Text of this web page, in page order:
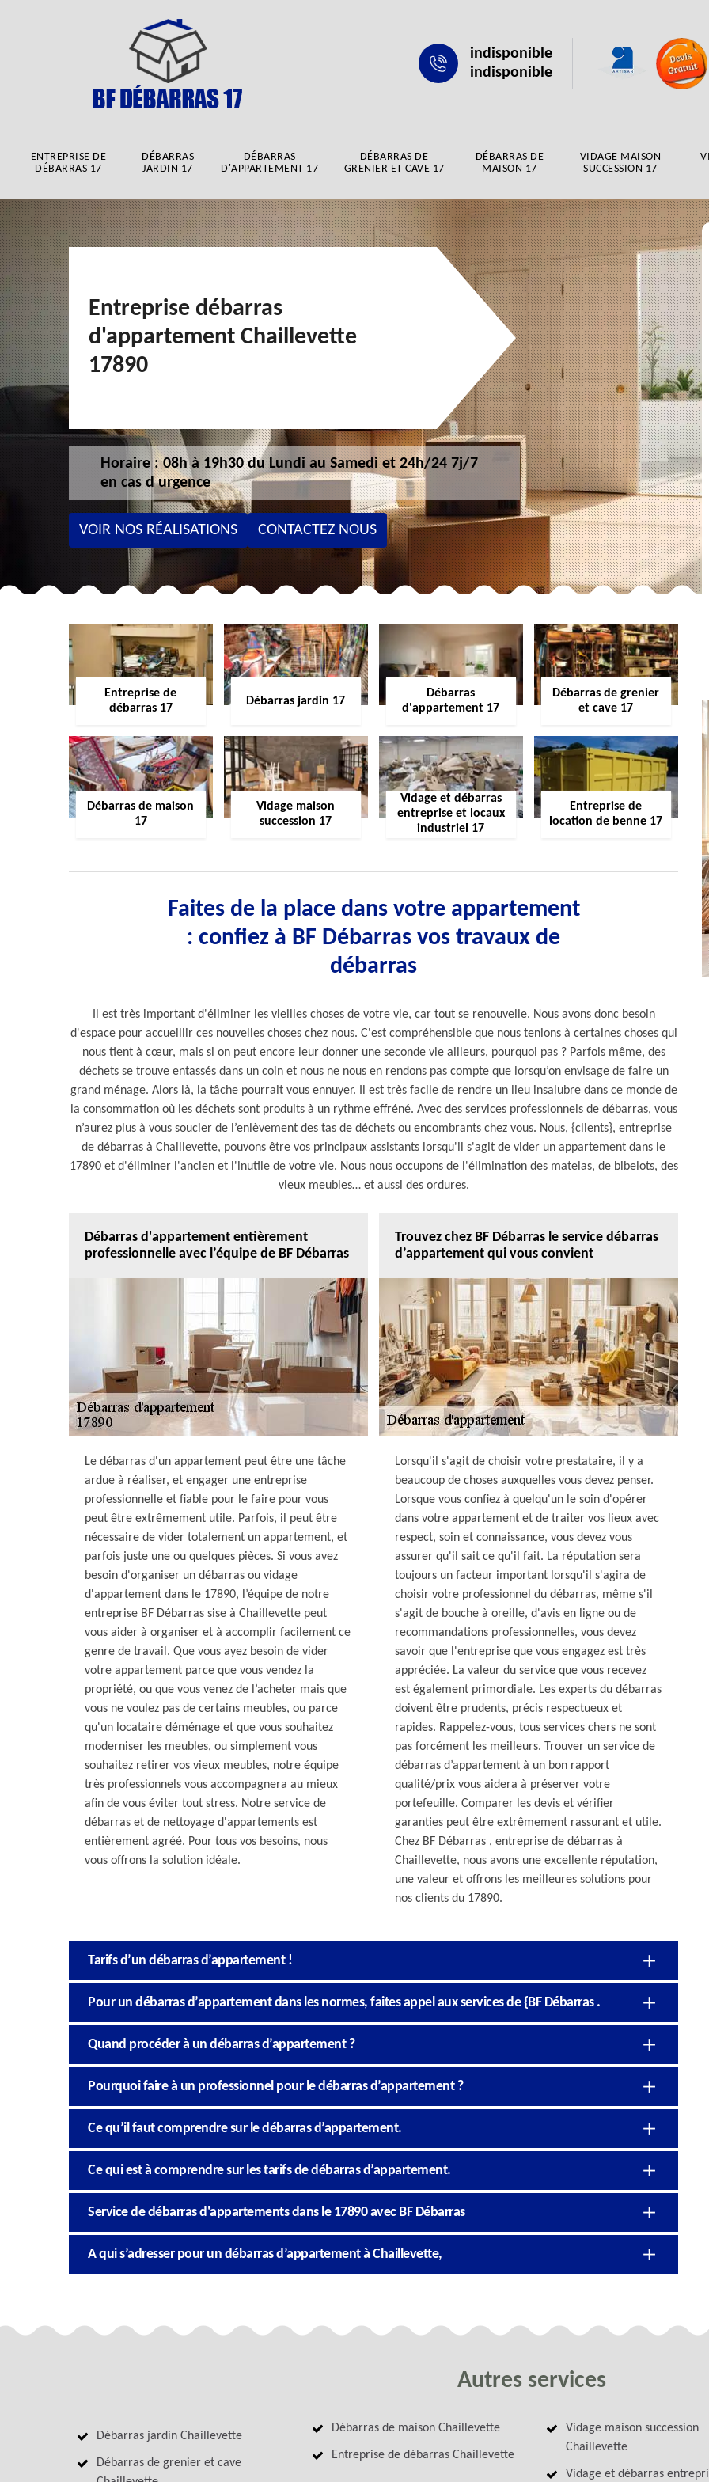
indisponible
indisponible
ENTREPRISE DE
DÉBARRAS 17
DÉBARRAS
JARDIN 17
DÉBARRAS
D'APPARTEMENT 17
DÉBARRAS DE
GRENIER ET CAVE 17
DÉBARRAS DE
MAISON 17
VIDAGE MAISON
SUCCESSION 17
Entreprise débarras
d'appartement Chaillevette
17890
Horaire : 08h à 19h30 du Lundi au Samedi et 24h/24 7j/7
en cas d urgence
VOIR NOS RÉALISATIONS CONTACTEZ NOUS
Entreprise de
débarras 17
Débarras jardin 17
Débarras
d'appartement 17
Débarras de grenier
et cave 17
Débarras de maison
17
Vidage maison
succession 17
Vidage et débarras
entreprise et locaux
industriel 17
Entreprise de
location de benne 17
Faites de la place dans votre appartement
: confiez à BF Débarras vos travaux de
débarras
Il est très important d'éliminer les vieilles choses de votre vie, car tout se renouvelle. Nous avons donc besoin
d'espace pour accueillir ces nouvelles choses chez nous. C'est compréhensible que nous tenions à certaines choses qui
nous tient à cœur, mais si on peut encore leur donner une seconde vie ailleurs, pourquoi pas ? Parfois même, des
déchets se trouve entassés dans un coin et nous ne nous en rendons pas compte que lorsqu’on envisage de faire un
grand ménage. Alors là, la tâche pourrait vous ennuyer. Il est très facile de rendre un lieu insalubre dans ce monde de
la consommation où les déchets sont produits à un rythme effréné. Avec des services professionnels de débarras, vous
n’aurez plus à vous soucier de l’enlèvement des tas de déchets ou encombrants chez vous. Nous, {clients}, entreprise
de débarras à Chaillevette, pouvons être vos principaux assistants lorsqu'il s'agit de vider un appartement dans le
17890 et d'éliminer l'ancien et l'inutile de votre vie. Nous nous occupons de l'élimination des matelas, de bibelots, des
vieux meubles… et aussi des ordures.
Débarras d'appartement entièrement
professionnelle avec l’équipe de BF Débarras
Le débarras d'un appartement peut être une tâche
ardue à réaliser, et engager une entreprise
professionnelle et fiable pour le faire pour vous
peut être extrêmement utile. Parfois, il peut être
nécessaire de vider totalement un appartement, et
parfois juste une ou quelques pièces. Si vous avez
besoin d'organiser un débarras ou vidage
d'appartement dans le 17890, l’équipe de notre
entreprise BF Débarras sise à Chaillevette peut
vous aider à organiser et à accomplir facilement ce
genre de travail. Que vous ayez besoin de vider
votre appartement parce que vous vendez la
propriété, ou que vous venez de l’acheter mais que
vous ne voulez pas de certains meubles, ou parce
qu'un locataire déménage et que vous souhaitez
moderniser les meubles, ou simplement vous
souhaitez retirer vos vieux meubles, notre équipe
très professionnels vous accompagnera au mieux
afin de vous éviter tout stress. Notre service de
débarras et de nettoyage d'appartements est
entièrement agréé. Pour tous vos besoins, nous
vous offrons la solution idéale.
Trouvez chez BF Débarras le service débarras
d’appartement qui vous convient
Lorsqu'il s'agit de choisir votre prestataire, il y a
beaucoup de choses auxquelles vous devez penser.
Lorsque vous confiez à quelqu'un le soin d'opérer
dans votre appartement et de traiter vos lieux avec
respect, soin et connaissance, vous devez vous
assurer qu'il sait ce qu'il fait. La réputation sera
toujours un facteur important lorsqu'il s'agira de
choisir votre professionnel du débarras, même s'il
s'agit de bouche à oreille, d'avis en ligne ou de
recommandations professionnelles, vous devez
savoir que l'entreprise que vous engagez est très
appréciée. La valeur du service que vous recevez
est également primordiale. Les experts du débarras
doivent être prudents, précis respectueux et
rapides. Rappelez-vous, tous services chers ne sont
pas forcément les meilleurs. Trouver un service de
débarras d’appartement à un bon rapport
qualité/prix vous aidera à préserver votre
portefeuille. Comparer les devis et vérifier
garanties peut être extrêmement rassurant et utile.
Chez BF Débarras , entreprise de débarras à
Chaillevette, nous avons une excellente réputation,
une valeur et offrons les meilleures solutions pour
nos clients du 17890.
Tarifs d’un débarras d’appartement !
Pour un débarras d’appartement dans les normes, faites appel aux services de {BF Débarras .
Quand procéder à un débarras d’appartement ?
Pourquoi faire à un professionnel pour le débarras d’appartement ?
Ce qu’il faut comprendre sur le débarras d’appartement.
Ce qui est à comprendre sur les tarifs de débarras d’appartement.
Service de débarras d'appartements dans le 17890 avec BF Débarras
A qui s’adresser pour un débarras d’appartement à Chaillevette,
Autres services
Débarras jardin Chaillevette
Débarras de grenier et cave
Débarras de maison Chaillevette
Entreprise de débarras Chaillevette
Vidage maison succession
Chaillevette
Vidage et débarras